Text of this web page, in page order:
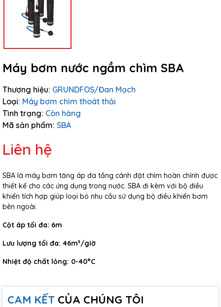
Máy bơm nước ngầm chìm SBA
Thương hiệu: GRUNDFOS/Đan Mạch
Loại: Máy bơm chìm thoát thải
Tình trạng: Còn hàng
Mã sản phẩm: SBA
Liên hệ
SBA là máy bơm tăng áp đa tầng cánh đặt chìm hoàn chỉnh được
thiết kế cho các ứng dụng trong nước. SBA đi kèm với bộ điều
khiển tích hợp giúp loại bỏ nhu cầu sử dụng bộ điều khiển bơm
bên ngoài.
Cột áp tối đa: 6m
Lưu lượng tối đa: 46m³/giờ
Nhiệt độ chất lỏng: 0-40°C
CAM KẾT CỦA CHÚNG TÔI